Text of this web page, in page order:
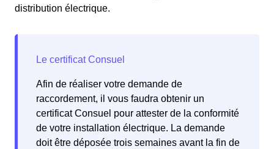
distribution électrique.
Afin de réaliser votre demande de
raccordement, il vous faudra obtenir un
certificat Consuel pour attester de la conformité
de votre installation électrique. La demande
doit être déposée trois semaines avant la fin de